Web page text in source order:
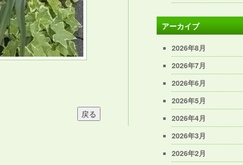
アーカイブ
2026年8月
2026年7月
2026年6月
2026年5月
2026年4月
2026年3月
2026年2月